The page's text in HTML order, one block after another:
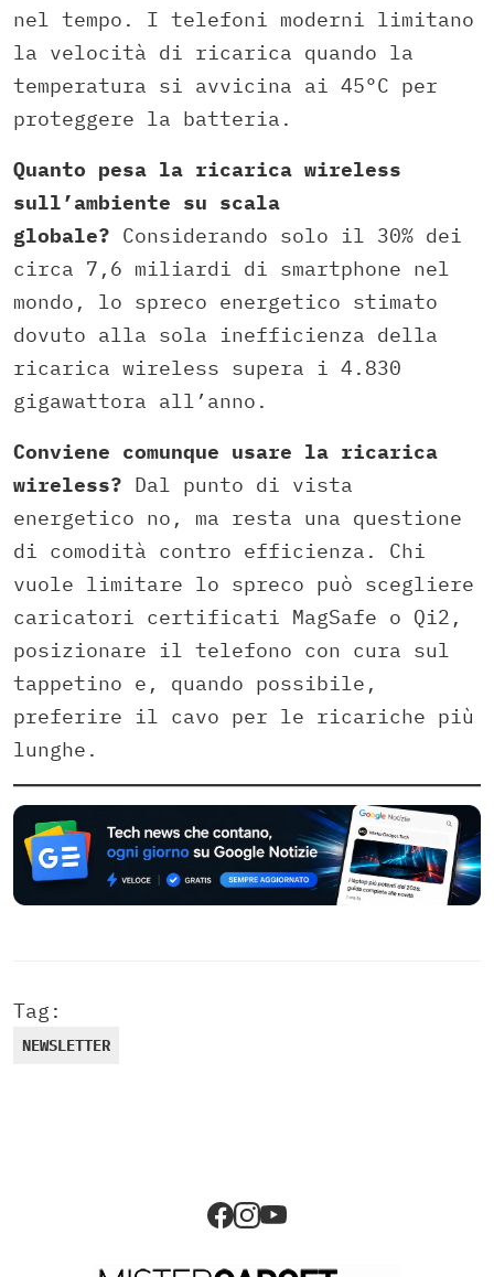
nel tempo. I telefoni moderni limitano
la velocità di ricarica quando la
temperatura si avvicina ai 45°C per
proteggere la batteria.
Quanto pesa la ricarica wireless
sull’ambiente su scala
globale? Considerando solo il 30% dei
circa 7,6 miliardi di smartphone nel
mondo, lo spreco energetico stimato
dovuto alla sola inefficienza della
ricarica wireless supera i 4.830
gigawattora all’anno.
Conviene comunque usare la ricarica
wireless? Dal punto di vista
energetico no, ma resta una questione
di comodità contro efficienza. Chi
vuole limitare lo spreco può scegliere
caricatori certificati MagSafe o Qi2,
posizionare il telefono con cura sul
tappetino e, quando possibile,
preferire il cavo per le ricariche più
lunghe.
Tag:
NEWSLETTER